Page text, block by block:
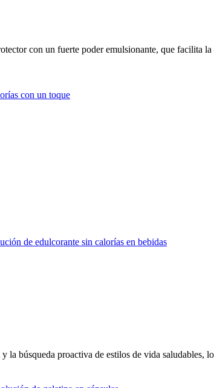
con un fuerte poder emulsionante, que facilita
con un toque
de edulcorante sin calorías en bebidas
la búsqueda proactiva de estilos de vida saludables,